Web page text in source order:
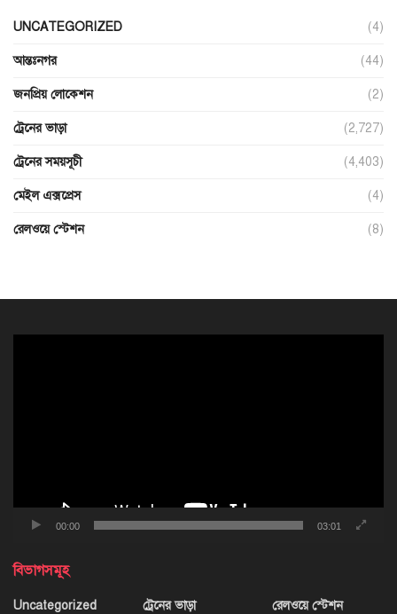
UNCATEGORIZED (4)
আন্তঃনগর (44)
জনপ্রিয় লোকেশন (2)
ট্রেনের ভাড়া (2,727)
ট্রেনের সময়সূচী (4,403)
মেইল এক্সপ্রেস (4)
রেলওয়ে স্টেশন (8)
00:00 03:01
বিভাগসমূহ
Uncategorized
ট্রেনের ভাড়া
রেলওয়ে স্টেশন